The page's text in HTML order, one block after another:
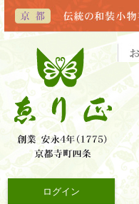
ログイン